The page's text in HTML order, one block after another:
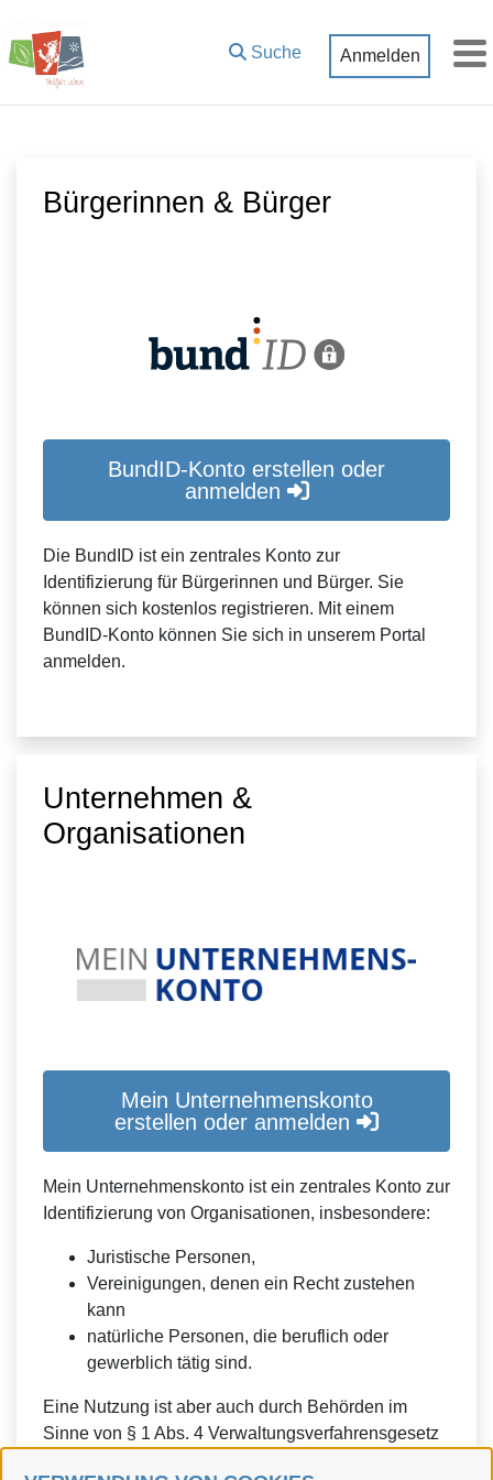
Suche Anmelden
Bürgerinnen & Bürger
BundID-Konto erstellen oder
anmelden
Die BundID ist ein zentrales Konto zur
Identifizierung für Bürgerinnen und Bürger. Sie
können sich kostenlos registrieren. Mit einem
BundID-Konto können Sie sich in unserem Portal
anmelden.
Unternehmen &
Organisationen
Mein Unternehmenskonto
erstellen oder anmelden
Mein Unternehmenskonto ist ein zentrales Konto zur
Identifizierung von Organisationen, insbesondere:
Juristische Personen,
Vereinigungen, denen ein Recht zustehen
kann
natürliche Personen, die beruflich oder
gewerblich tätig sind.
Eine Nutzung ist aber auch durch Behörden im
Sinne von § 1 Abs. 4 Verwaltungsverfahrensgesetz